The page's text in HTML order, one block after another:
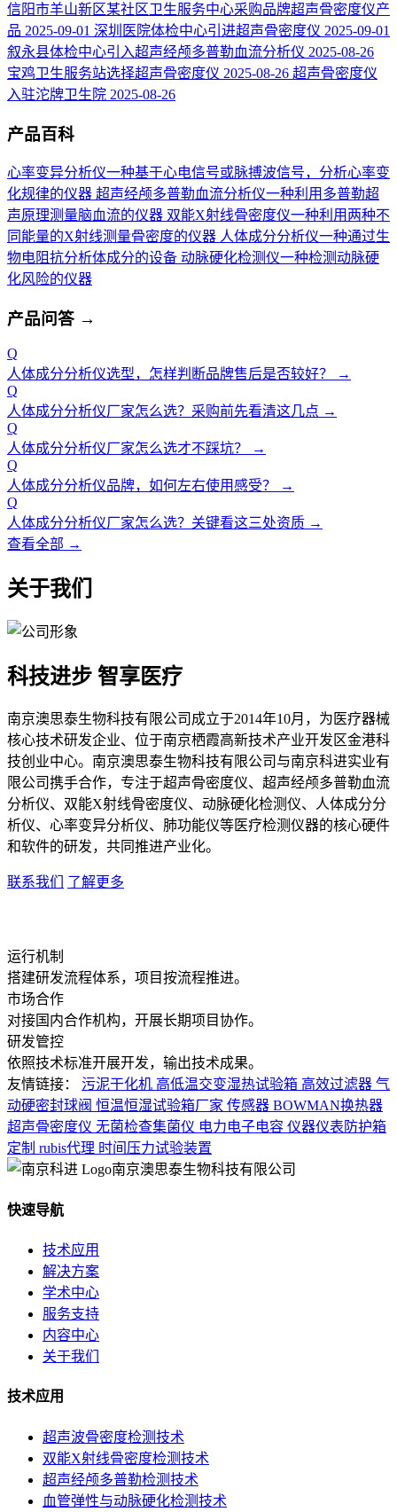
信阳市羊山新区某社区卫生服务中心采购品牌超声骨密度仪产
品 2025-09-01 深圳医院体检中心引进超声骨密度仪 2025-09-01
叙永县体检中心引入超声经颅多普勒血流分析仪 2025-08-26
宝鸡卫生服务站选择超声骨密度仪 2025-08-26 超声骨密度仪
入驻沱牌卫生院 2025-08-26
产品百科
心率变异分析仪一种基于心电信号或脉搏波信号，分析心率变
化规律的仪器 超声经颅多普勒血流分析仪一种利用多普勒超
声原理测量脑血流的仪器 双能X射线骨密度仪一种利用两种不
同能量的X射线测量骨密度的仪器 人体成分分析仪一种通过生
物电阻抗分析体成分的设备 动脉硬化检测仪一种检测动脉硬
化风险的仪器
产品问答 →
Q
人体成分分析仪选型，怎样判断品牌售后是否较好？
→
Q
人体成分分析仪厂家怎么选？采购前先看清这几点 →
Q
人体成分分析仪厂家怎么选才不踩坑？
→
Q
人体成分分析仪品牌，如何左右使用感受？
→
Q
人体成分分析仪厂家怎么选？关键看这三处资质 →
查看全部 →
关于我们
科技进步 智享医疗
南京澳思泰生物科技有限公司成立于2014年10月，为医疗器械
核心技术研发企业、位于南京栖霞高新技术产业开发区金港科
技创业中心。南京澳思泰生物科技有限公司与南京科进实业有
限公司携手合作，专注于超声骨密度仪、超声经颅多普勒血流
分析仪、双能X射线骨密度仪、动脉硬化检测仪、人体成分分
析仪、心率变异分析仪、肺功能仪等医疗检测仪器的核心硬件
和软件的研发，共同推进产业化。
联系我们 了解更多
运行机制
搭建研发流程体系，项目按流程推进。
市场合作
对接国内合作机构，开展长期项目协作。
研发管控
依照技术标准开展开发，输出技术成果。
友情链接：
污泥干化机 高低温交变湿热试验箱 高效过滤器 气
动硬密封球阀 恒温恒湿试验箱厂家 传感器 BOWMAN换热器
超声骨密度仪 无菌检查集菌仪 电力电子电容 仪器仪表防护箱
定制 rubis代理 时间压力试验装置
南京澳思泰生物科技有限公司
快速导航
技术应用
解决方案
学术中心
服务支持
内容中心
关于我们
技术应用
超声波骨密度检测技术
双能X射线骨密度检测技术
超声经颅多普勒检测技术
血管弹性与动脉硬化检测技术